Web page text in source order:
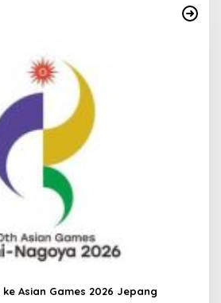
ke Asian Games 2026 Jepang